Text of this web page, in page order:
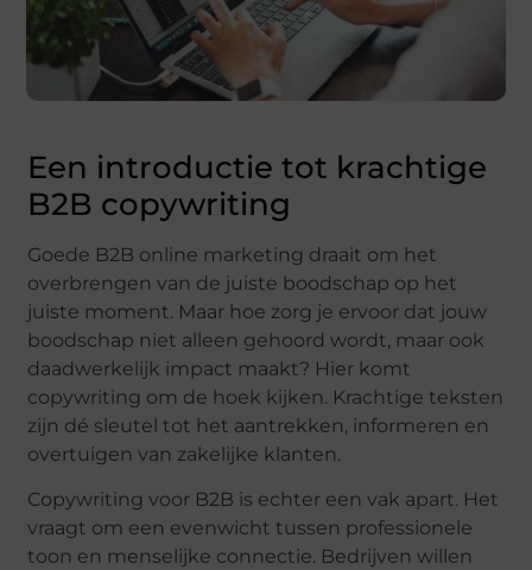
Een introductie tot krachtige
B2B copywriting
Goede B2B online marketing draait om het
overbrengen van de juiste boodschap op het
juiste moment. Maar hoe zorg je ervoor dat jouw
boodschap niet alleen gehoord wordt, maar ook
daadwerkelijk impact maakt? Hier komt
copywriting om de hoek kijken. Krachtige teksten
zijn dé sleutel tot het aantrekken, informeren en
overtuigen van zakelijke klanten.
Copywriting voor B2B is echter een vak apart. Het
vraagt om een evenwicht tussen professionele
toon en menselijke connectie. Bedrijven willen